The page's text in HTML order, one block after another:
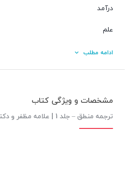
درآمد
علم
تصور و تصدیق
بحثهای منطق
نیاز به مباحث الفاظ
ادامه مطلب
مشخصات و ویژگی کتاب
ترجمه منطق – جلد 1 | علامه مظفر و دکتر شیروانی